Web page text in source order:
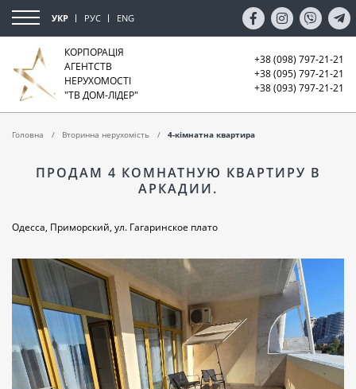
УКР РУС ENG
КОРПОРАЦІЯ
АГЕНТСТВ
НЕРУХОМОСТІ
"ТВ ДОМ-ЛІДЕР"
+38 (098) 797-21-21
+38 (095) 797-21-21
+38 (093) 797-21-21
Головна Вторинна нерухомість 4-кімнатна квартира
ПРОДАМ 4 КОМНАТНУЮ КВАРТИРУ В
АРКАДИИ.
Одесса, Приморский, ул. Гагаринское плато